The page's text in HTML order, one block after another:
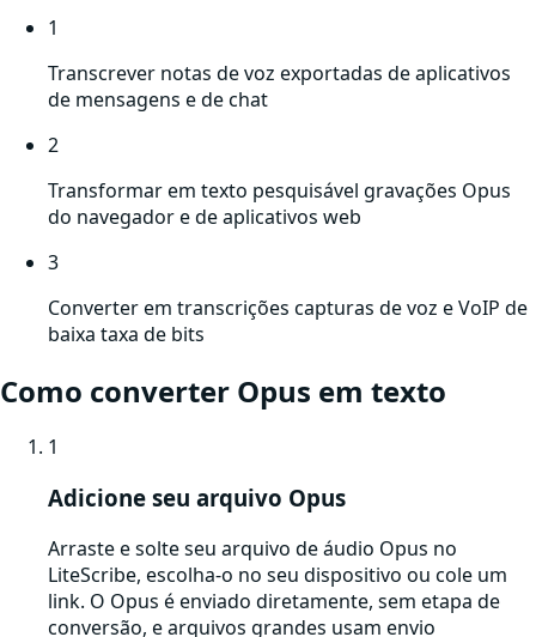
1
Transcrever notas de voz exportadas de aplicativos
de mensagens e de chat
2
Transformar em texto pesquisável gravações Opus
do navegador e de aplicativos web
3
Converter em transcrições capturas de voz e VoIP de
baixa taxa de bits
Como converter Opus em texto
1
Adicione seu arquivo Opus
Arraste e solte seu arquivo de áudio Opus no
LiteScribe, escolha-o no seu dispositivo ou cole um
link. O Opus é enviado diretamente, sem etapa de
conversão, e arquivos grandes usam envio